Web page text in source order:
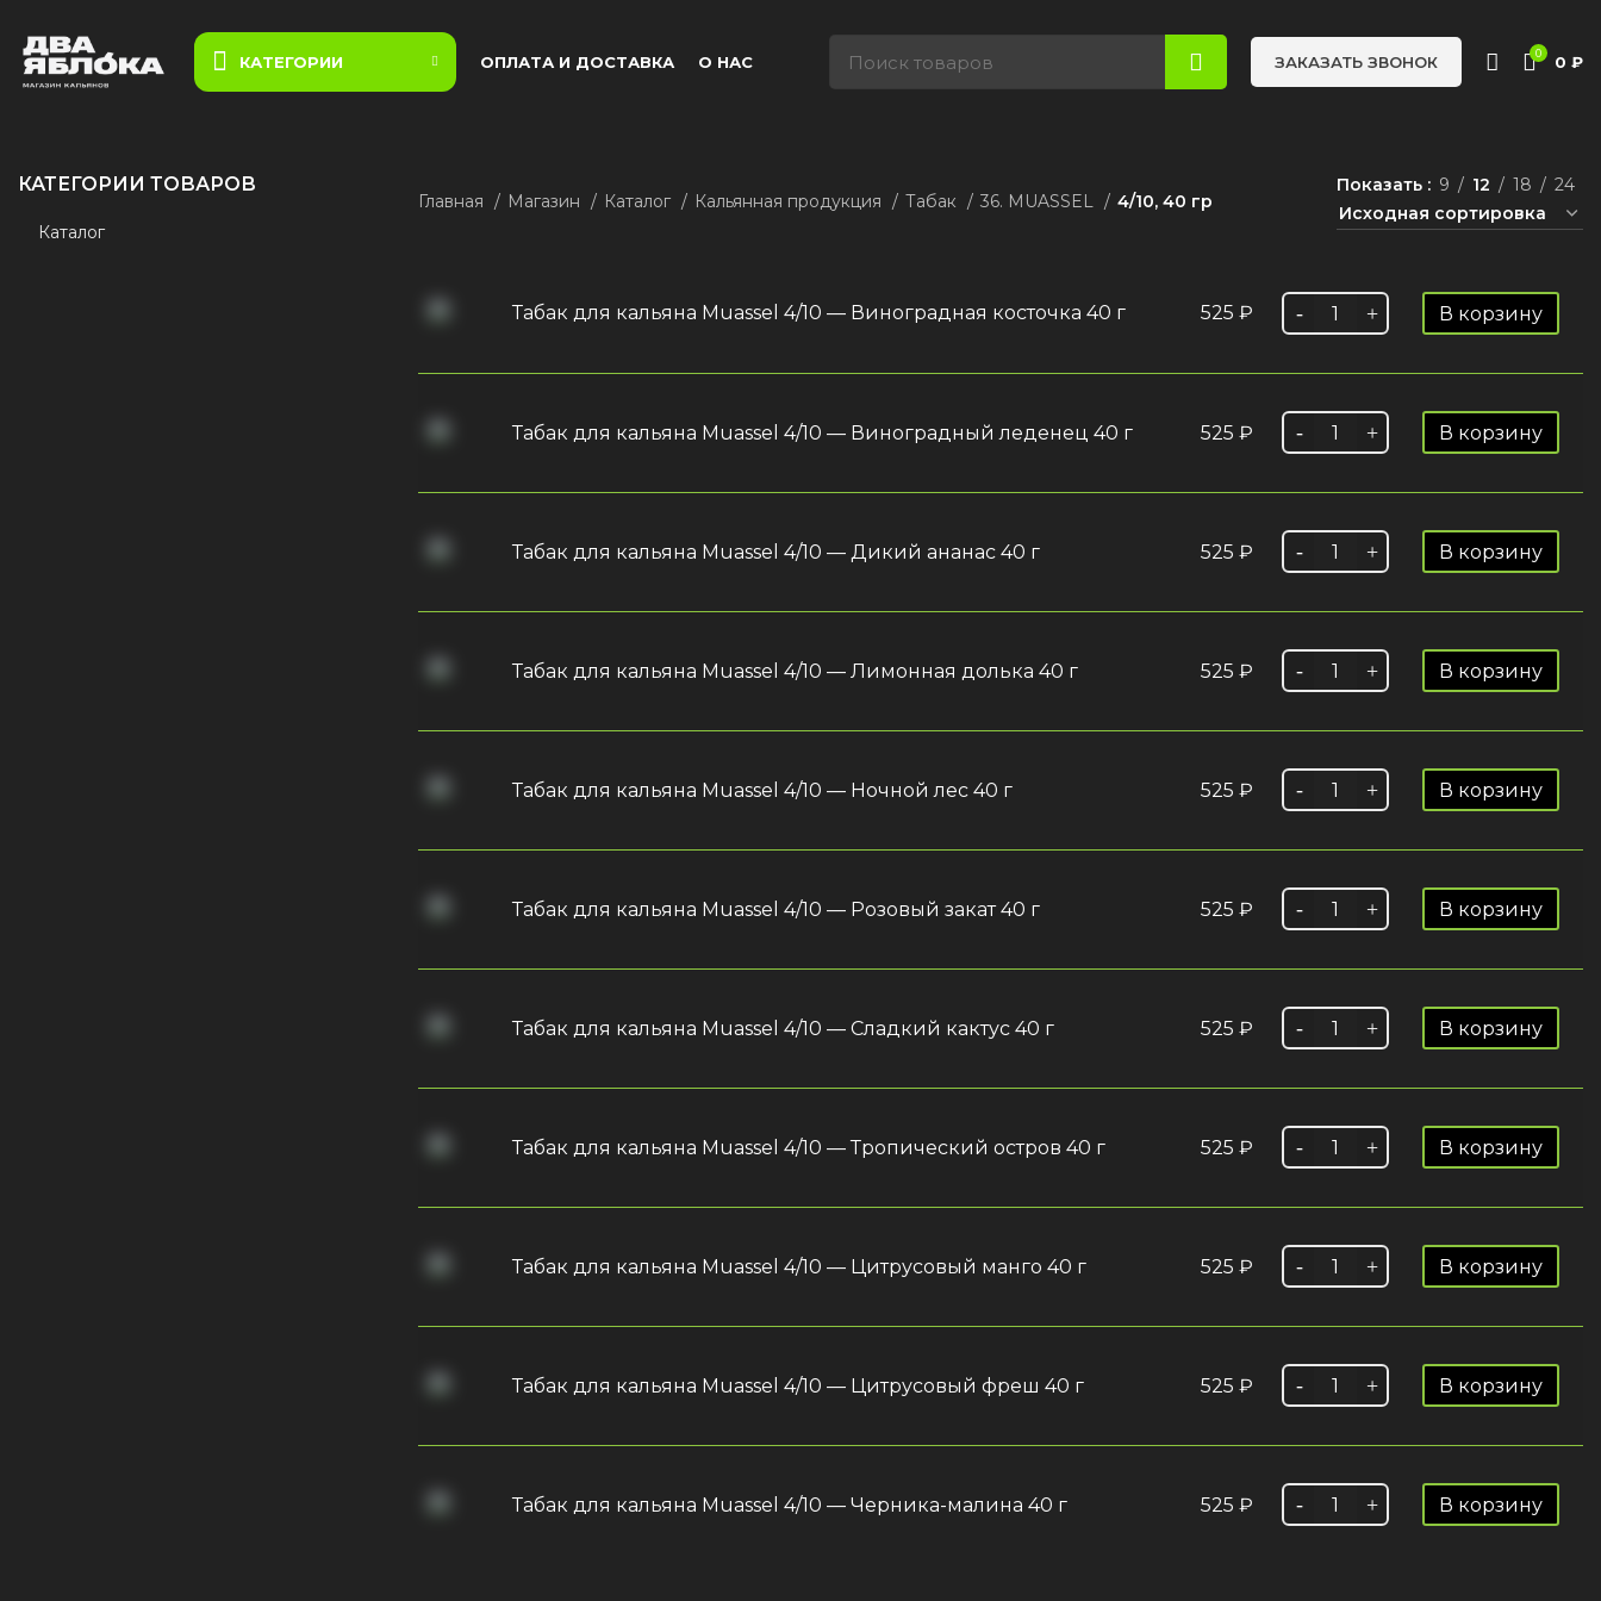
КАТЕГОРИИ ОПЛАТА И ДОСТАВКА О НАС ЗАКАЗАТЬ ЗВОНОК 0 0 ₽
Главная Магазин Каталог Кальянная продукция Табак 36. MUASSEL 4/10, 40 гр
Показать 9 12 18 24
Табак для кальяна Muassel 4/10 — Виноградная косточка 40 г 525 ₽ В корзину
Табак для кальяна Muassel 4/10 — Виноградный леденец 40 г 525 ₽ В корзину
Табак для кальяна Muassel 4/10 — Дикий ананас 40 г 525 ₽ В корзину
Табак для кальяна Muassel 4/10 — Лимонная долька 40 г 525 ₽ В корзину
Табак для кальяна Muassel 4/10 — Ночной лес 40 г 525 ₽ В корзину
Табак для кальяна Muassel 4/10 — Розовый закат 40 г 525 ₽ В корзину
Табак для кальяна Muassel 4/10 — Сладкий кактус 40 г 525 ₽ В корзину
Табак для кальяна Muassel 4/10 — Тропический остров 40 г 525 ₽ В корзину
Табак для кальяна Muassel 4/10 — Цитрусовый манго 40 г 525 ₽ В корзину
Табак для кальяна Muassel 4/10 — Цитрусовый фреш 40 г 525 ₽ В корзину
Табак для кальяна Muassel 4/10 — Черника-малина 40 г 525 ₽ В корзину
КАТЕГОРИИ ТОВАРОВ
Каталог